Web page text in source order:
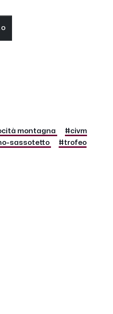
montagna
#civm
sassotetto
#trofeo